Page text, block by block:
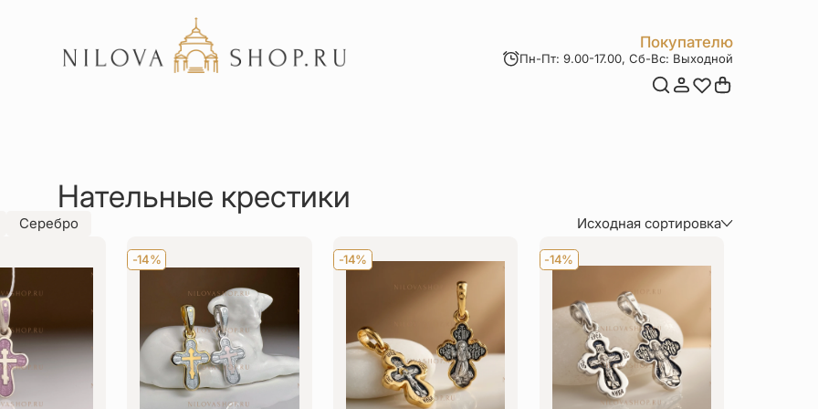
Покупателю
Пн-Пт: 9.00-17.00, Сб-Вс: Выходной
Статьи
Нательные крестики
Серебро
Исходная сортировка
По популярности
По цене (сначала дороже)
По величине скидки
-14% -14% -14%